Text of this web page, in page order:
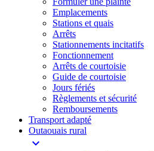
Emplacements
Stations et quais
Arrêts
Stationnements incitatifs​
Fonctionnement
Arrêts de courtoisie​
Guide de courtoisie
Jours fériés
Règlements et sécurité
Remboursements
Transport adapté
Outaouais rural
expand_more